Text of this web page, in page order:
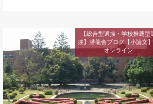
【総合型選抜・学校推薦型
抜】潜龍舎ブログ【小論文
オンライン